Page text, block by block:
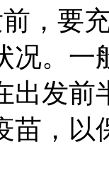
，要充
况。一
出发前
苗，以